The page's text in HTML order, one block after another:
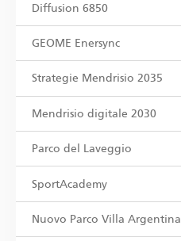
Diffusion 6850
GEOME Enersync
Strategie Mendrisio 2035
Mendrisio digitale 2030
Parco del Laveggio
SportAcademy
Nuovo Parco Villa Argentina